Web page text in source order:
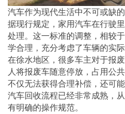
汽车作为现代生活中不可或缺
据现行规定，家用汽车在行驶
处理。这一标准的调整，相较
学合理，充分考虑了车辆的实际
在徐水地区，很多车主对于报
人将报废车随意停放，占用公
不仅无法获得合理补偿，还可
汽车回收流程已经非常成熟，
有明确的操作规范。